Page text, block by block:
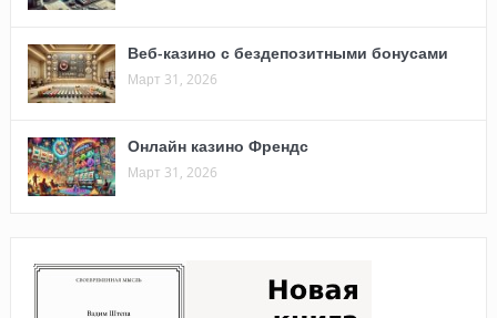
Веб-казино с бездепозитными бонусами
Март 31, 2026
Онлайн казино Френдс
Март 31, 2026